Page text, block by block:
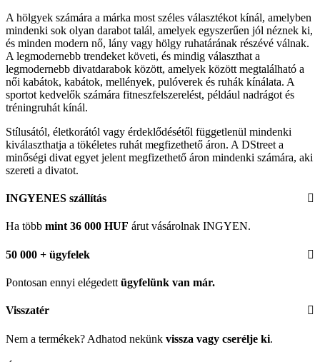
A hölgyek számára a márka most széles választékot kínál, amelyben
mindenki sok olyan darabot talál, amelyek egyszerűen jól néznek ki,
és minden modern nő, lány vagy hölgy ruhatárának részévé válnak.
A legmodernebb trendeket követi, és mindig választhat a
legmodernebb divatdarabok között, amelyek között megtalálható a
női kabátok, kabátok, mellények, pulóverek és ruhák kínálata. A
sportot kedvelők számára fitneszfelszerelést, például nadrágot és
tréningruhát kínál.
Stílusától, életkorától vagy érdeklődésétől függetlenül mindenki
kiválaszthatja a tökéletes ruhát megfizethető áron. A DStreet a
minőségi divat egyet jelent megfizethető áron mindenki számára, aki
szereti a divatot.
INGYENES szállítás
Ha több mint 36 000 HUF árut vásárolnak INGYEN.
50 000 + ügyfelek
Pontosan ennyi elégedett ügyfelünk van már.
Visszatér
Nem a termékek? Adhatod nekünk vissza vagy cserélje ki.